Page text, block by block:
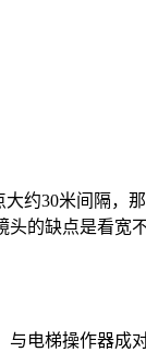
约30米间隔，
的缺点是看宽
与电梯操作器成